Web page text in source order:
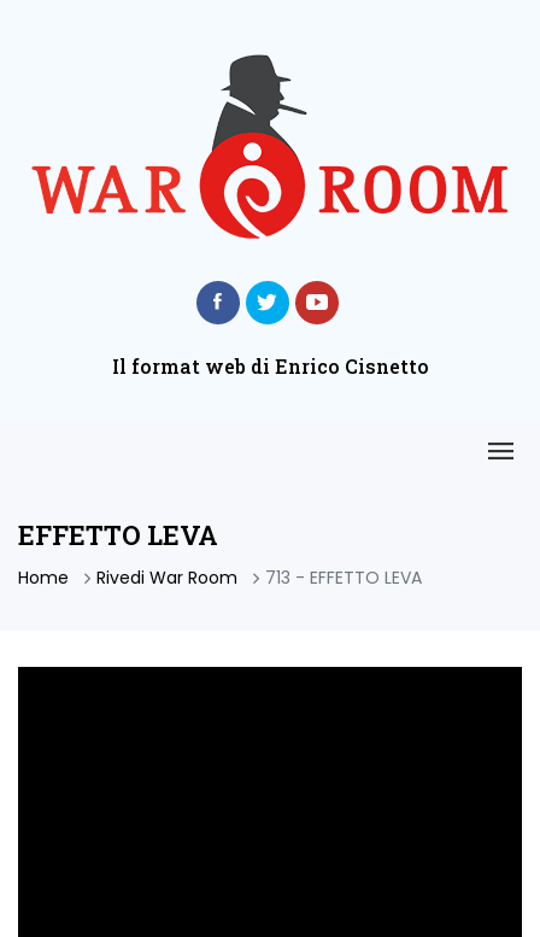
Il format web di Enrico Cisnetto
EFFETTO LEVA
Home Rivedi War Room 713 - EFFETTO LEVA